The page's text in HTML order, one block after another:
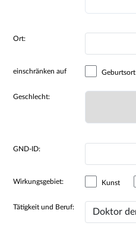
Ort:
einschränken auf Geburtsort
Geschlecht:
GND-ID:
Wirkungsgebiet: Kunst
Tätigkeit und Beruf: